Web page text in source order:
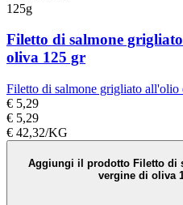
125g
Filetto di salmone
oliva 125 gr
Filetto di salmone grigliato
€ 5,29
€ 5,29
€ 42,32/KG
Aggiungi il prodotto Filetto di
vergine di oliva